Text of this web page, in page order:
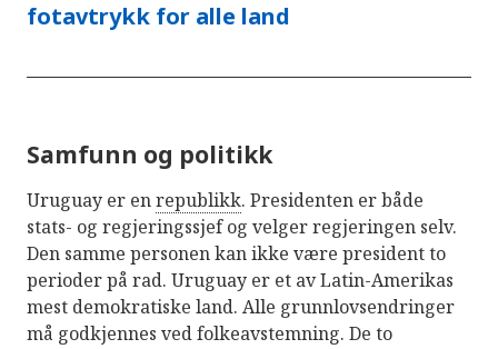
fotavtrykk for alle land
Samfunn og politikk
Uruguay er enrepublikk. Presidenten er både
stats- og regjeringssjef og velger regjeringen selv.
Den samme personen kan ikke være president to
perioder på rad. Uruguay er et av Latin-Amerikas
mest demokratiske land. Alle grunnlovsendringer
må godkjennes ved folkeavstemning. De to